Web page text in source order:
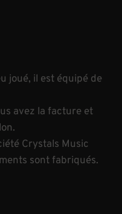
joué, il est équipé de
avez la facture et
Crystals Music
sont fabriqués.